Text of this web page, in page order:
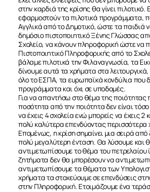
στην καρδιά της κρίσης θα γίνει πιλοτικό.
εφαρμοστούν τα πιλοτικά προγράμματα,
Αγγλικά από το Δημοτικό, ώστε τα παιδιά
δημόσιο πιστοποιητικό Ξένης Γλώσσας
Σχολείο, να κάνουν πληροφορική ώστε να
Πιστοποιητικό Πληροφορικής από το
βάλαμε πιλοτικά την Φιλαναγνωσία, τα
δίνουμε αυτά τα χρήματα στα
όλο το ΕΣΠΑ, τα ευρωπαϊκά κονδύλια που
προγράμματα και όχι σε υποδομές.
Για να απαντήσω στο θέμα της ποιότητας
ποσότητα από την ποιότητα δεν είναι
να έχεις 4 σχολεία ενώ μπορείς να έχεις 2
πολύ καλύτερα επενδύοντας περισσότερα
Επομένως, η κρίση σημαίνει μια σειρά
πολύ μεγαλύτερη ένταση. Θα λύσουμε και
αντιμετωπίσουμε το θέμα του πετρελαίου
ζητήματα δεν θα μπορέσουν να
αντιμετωπίσουμε τα θέματα των
χρήματα τα στοχεύουμε σε επενδύσεις
στην Πληροφορική. Ετοιμάζουμε ένα